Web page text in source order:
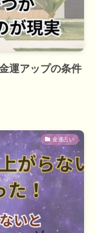
運アップの条件
金運占い